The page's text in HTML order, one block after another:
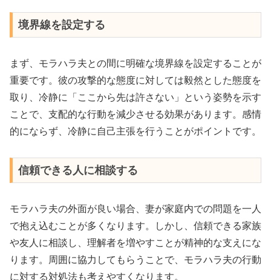
境界線を設定する
まず、モラハラ夫との間に明確な境界線を設定することが
重要です。彼の攻撃的な態度に対しては毅然とした態度を
取り、冷静に「ここから先は許さない」という姿勢を示す
ことで、支配的な行動を減少させる効果があります。感情
的にならず、冷静に自己主張を行うことがポイントです。
信頼できる人に相談する
モラハラ夫の外面が良い場合、妻が家庭内での問題を一人
で抱え込むことが多くなります。しかし、信頼できる家族
や友人に相談し、理解者を増やすことが精神的な支えにな
ります。周囲に協力してもらうことで、モラハラ夫の行動
に対する対処法も考えやすくなります。